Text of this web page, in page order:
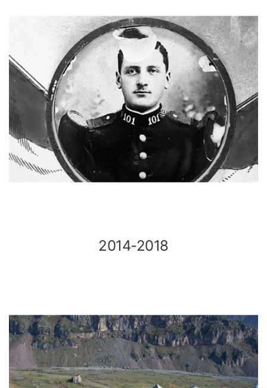
2014-2018